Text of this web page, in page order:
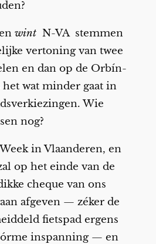
wint N-VA stemmen
vertoning van twee
en dan op de Orbín-
wat minder gaat in
Wie
nog?
in Vlaanderen, en
op het einde van de
cheque van ons
afgeven — zéker de
fietspad ergens
inspanning — en